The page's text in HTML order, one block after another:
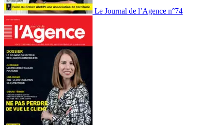
Le Journal de l’Agence n°74